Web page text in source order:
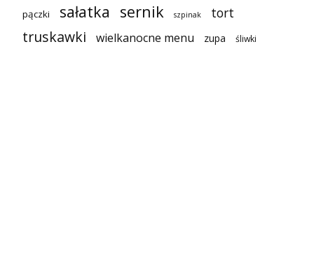
pączki sałatka sernik szpinak tort
truskawki wielkanocne menu zupa śliwki